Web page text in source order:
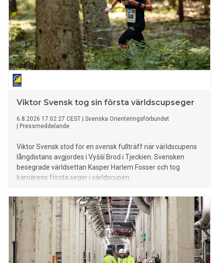
Viktor Svensk tog sin första världscupseger
6.8.2026 17:02:27 CEST
Svenska Orienteringsförbundet
Pressmeddelande
Viktor Svensk stod för en svensk fullträff när världscupens
långdistans avgjordes i Vyšší Brod i Tjeckien. Svensken
besegrade världsettan Kasper Harlem Fosser och tog
karriärens första seger i världscupen.